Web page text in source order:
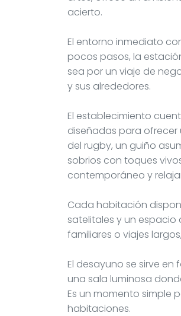
acierto.
El entorno inmediato
pocos pasos, la
sea por un viaje de
y sus alrededores.
El establecimiento
diseñadas para ofrecer
del rugby, un guiño
sobrios con toques
contemporáneo y
Cada habitación
satelitales y un
familiares o viajes
El desayuno se sirve
una sala luminosa
Es un momento simple
habitaciones.